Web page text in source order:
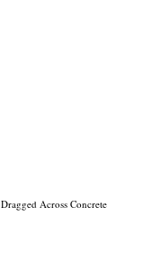
Dragged Across Concrete